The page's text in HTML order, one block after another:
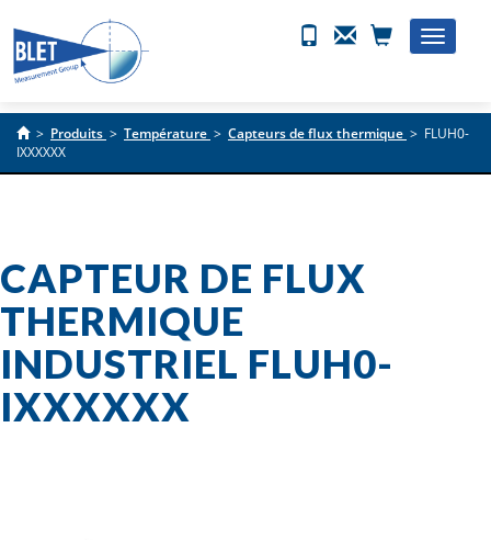
Toggle
> Produits > Température > Capteurs de flux thermique > FLUH0-
IXXXXXX
CAPTEUR DE FLUX
THERMIQUE
INDUSTRIEL FLUH0-
IXXXXXX